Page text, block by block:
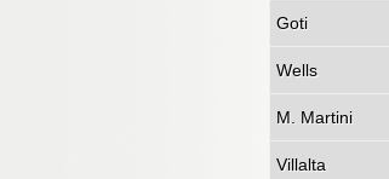
Goti
Wells
M. Martini
Villalta